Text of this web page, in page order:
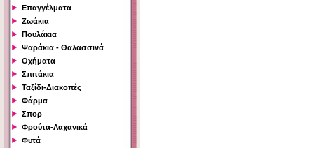
Επαγγέλματα
Ζωάκια
Πουλάκια
Ψαράκια - Θαλασσινά
Οχήματα
Σπιτάκια
Ταξίδι-Διακοπές
Φάρμα
Σπορ
Φρούτα-Λαχανικά
Φυτά